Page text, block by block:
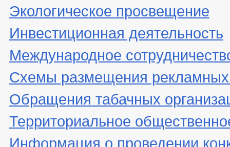
Экологическое просвещение
Инвестиционная деятельность
Международное
Схемы размещения рекламных
Обращения табачных
Территориальное
Информация о проведении